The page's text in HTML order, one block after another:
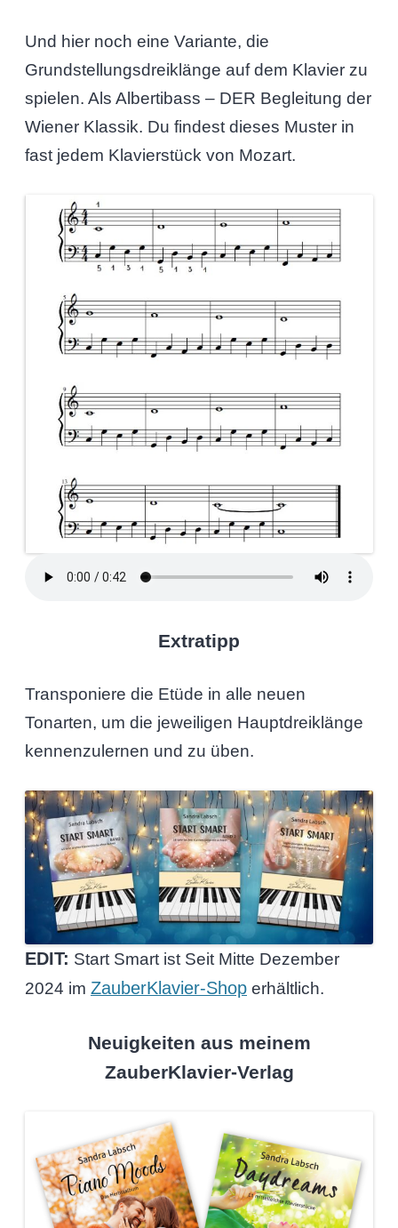
Und hier noch eine Variante, die
Grundstellungsdreiklänge auf dem Klavier zu
spielen. Als Albertibass – DER Begleitung der
Wiener Klassik. Du findest dieses Muster in
fast jedem Klavierstück von Mozart.
Extratipp
Transponiere die Etüde in alle neuen
Tonarten, um die jeweiligen Hauptdreiklänge
kennenzulernen und zu üben.
EDIT: Start Smart ist Seit Mitte Dezember
2024 im ZauberKlavier-Shoperhältlich.
Neuigkeiten aus meinem
ZauberKlavier-Verlag